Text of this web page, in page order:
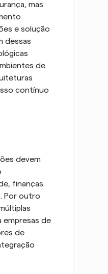
mas
e solução
dessas
de
contínuo
devem
finanças
Por outro
empresas de
de